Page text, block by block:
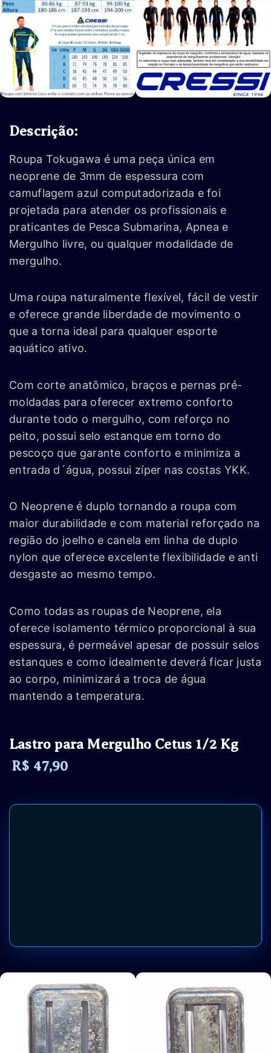
Descrição:
Roupa Tokugawa é uma peça única em
neoprene de 3mm de espessura com
camuflagem azul computadorizada e foi
projetada para atender os profissionais e
praticantes de Pesca Submarina, Apnea e
Mergulho livre, ou qualquer modalidade de
mergulho.
Uma roupa naturalmente flexível, fácil de vestir
e oferece grande liberdade de movimento o
que a torna ideal para qualquer esporte
aquático ativo.
Com corte anatômico, braços e pernas pré-
moldadas para oferecer extremo conforto
durante todo o mergulho, com reforço no
peito, possui selo estanque em torno do
pescoço que garante conforto e minimiza a
entrada d´água, possui zíper nas costas YKK.
O Neoprene é duplo tornando a roupa com
maior durabilidade e com material reforçado na
região do joelho e canela em linha de duplo
nylon que oferece excelente flexibilidade e anti
desgaste ao mesmo tempo.
Como todas as roupas de Neoprene, ela
oferece isolamento térmico proporcional à sua
espessura, é permeável apesar de possuir selos
estanques e como idealmente deverá ficar justa
ao corpo, minimizará a troca de água
mantendo a temperatura.
Lastro para Mergulho Cetus 1/2 Kg
R$ 47,90